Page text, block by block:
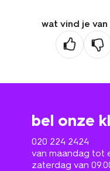
wat vind je
bel onze
020 224 2424
van maandag tot
zaterdag van